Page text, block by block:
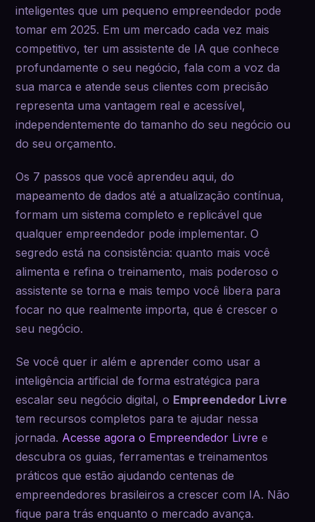
inteligentes que um pequeno empreendedor pode
tomar em 2025. Em um mercado cada vez mais
competitivo, ter um assistente de IA que conhece
profundamente o seu negócio, fala com a voz da
sua marca e atende seus clientes com precisão
representa uma vantagem real e acessível,
independentemente do tamanho do seu negócio ou
do seu orçamento.
Os 7 passos que você aprendeu aqui, do
mapeamento de dados até a atualização contínua,
formam um sistema completo e replicável que
qualquer empreendedor pode implementar. O
segredo está na consistência: quanto mais você
alimenta e refina o treinamento, mais poderoso o
assistente se torna e mais tempo você libera para
focar no que realmente importa, que é crescer o
seu negócio.
Se você quer ir além e aprender como usar a
inteligência artificial de forma estratégica para
escalar seu negócio digital, o Empreendedor Livre
tem recursos completos para te ajudar nessa
jornada. Acesse agora o Empreendedor Livre e
descubra os guias, ferramentas e treinamentos
práticos que estão ajudando centenas de
empreendedores brasileiros a crescer com IA. Não
fique para trás enquanto o mercado avança.